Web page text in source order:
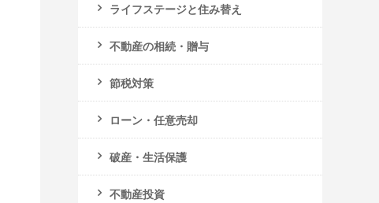
ライフステージと住み替え
不動産の相続・贈与
節税対策
ローン・任意売却
破産・生活保護
不動産投資